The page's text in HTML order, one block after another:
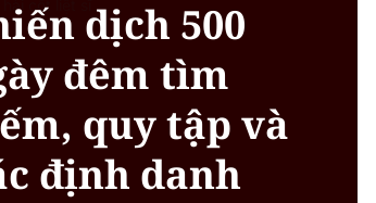
dịch 500
đêm tìm
quy tập và
định danh